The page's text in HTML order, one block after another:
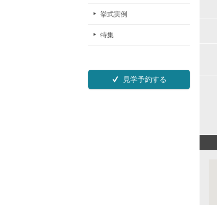
挙式実例
特集
見学予約する